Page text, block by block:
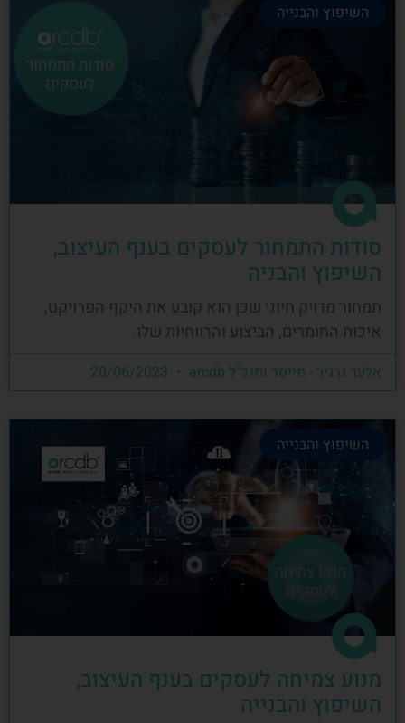
השיפוץ והבנייה
סודות התמחור לעסקים בענף העיצוב,
השיפוץ והבניה
תמחור מדויק חיוני שכן הוא קובע את היקף הפרויקט,
איכות החומרים, הביצוע והרווחיות שלו.
אלעד גרגיר - מייסד ומנכ"ל arcdb
השיפוץ והבנייה
מנוע צמיחה לעסקים בענף העיצוב,
השיפוץ והבנייה
הצטרפות לקהילה